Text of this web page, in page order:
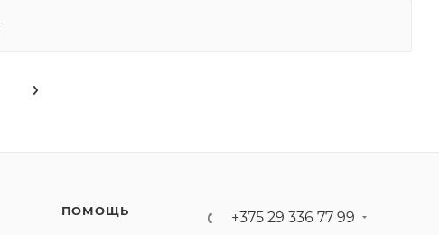
ПОМОЩЬ
+375 29 336 77 99